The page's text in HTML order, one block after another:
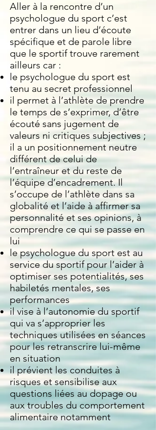
Aller à la rencontre d’un
psychologue du sport c’est
entrer dans un lieu d’écoute
spécifique et de parole libre
que le sportif trouve rarement
ailleurs car :
le psychologue du sport est
tenu au secret professionnel
il permet à l’athlète de prendre
le temps de s’exprimer, d’être
écouté sans jugement de
valeurs ni critiques subjectives ;
il a un positionnement neutre
différent de celui de
l’entraîneur et du reste de
l’équipe d’encadrement. Il
s’occupe de l’athlète dans sa
globalité et l’aide à affirmer sa
personnalité et ses opinions, à
comprendre ce qui se passe en
lui
le psychologue du sport est au
service du sportif pour l’aider à
optimiser ses potentialités, ses
habiletés mentales, ses
performances
il vise à l’autonomie du sportif
qui va s’approprier les
techniques utilisées en séances
pour les retranscrire lui-même
en situation
il prévient les conduites à
risques et sensibilise aux
questions liées au dopage ou
aux troubles du comportement
alimentaire notamment